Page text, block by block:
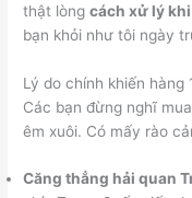
thật lòngcách xử lý
bạn khỏi như tôi ngày
Lý do chính khiến hàng
Các bạn đừng nghĩ
êm xuôi. Có mấy rào
Căng thẳng hải quan